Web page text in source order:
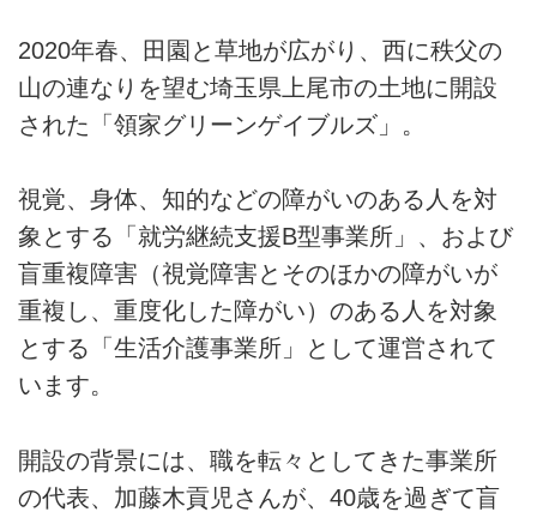
2020年春、田園と草地が広がり、西に秩父の
山の連なりを望む埼玉県上尾市の土地に開設
された「領家グリーンゲイブルズ」。
視覚、身体、知的などの障がいのある人を対
象とする「就労継続支援B型事業所」、および
盲重複障害（視覚障害とそのほかの障がいが
重複し、重度化した障がい）のある人を対象
とする「生活介護事業所」として運営されて
います。
開設の背景には、職を転々としてきた事業所
の代表、加藤木貢児さんが、40歳を過ぎて盲